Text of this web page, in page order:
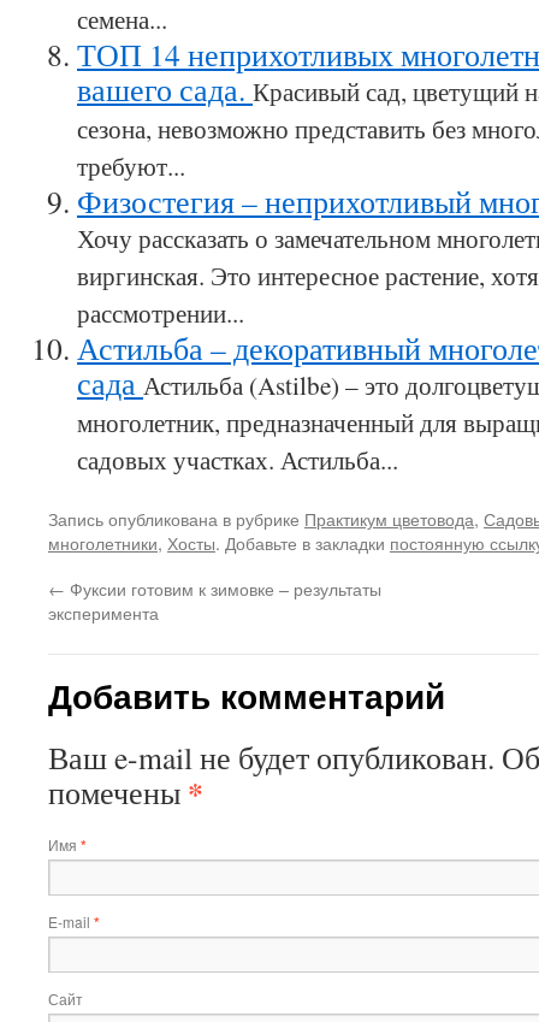
семена...
ТОП 14 неприхотливых
вашего сада. Красивый сад, цветущий
сезона, невозможно представить без
требуют...
Физостегия – неприхотливый
Хочу рассказать о замечательном
виргинская. Это интересное растение,
рассмотрении...
Астильба – декоративный
сада Астильба (Astilbe) – это
многолетник, предназначенный для
садовых участках. Астильба...
Запись опубликована в рубрике Практикум цветовода,
многолетники, Хосты. Добавьте в закладки постоянную
← Фуксии готовим к зимовке – результаты
эксперимента
Добавить комментарий
Ваш e-mail не будет опубликован.
помечены *
Имя *
E-mail *
Сайт